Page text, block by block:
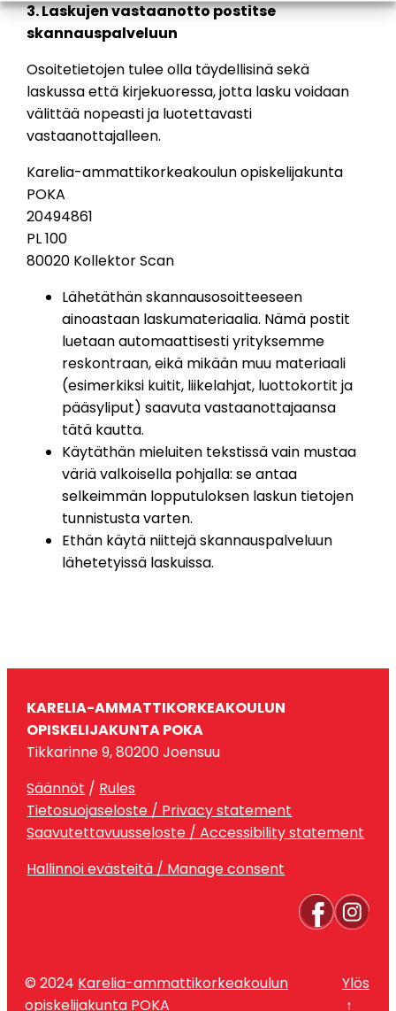
3. Laskujen vastaanotto postitse
skannauspalveluun
Osoitetietojen tulee olla täydellisinä sekä
laskussa että kirjekuoressa, jotta lasku voidaan
välittää nopeasti ja luotettavasti
vastaanottajalleen.
Karelia-ammattikorkeakoulun opiskelijakunta
POKA
20494861
PL 100
80020 Kollektor Scan
Lähetäthän skannausosoitteeseen
ainoastaan laskumateriaalia. Nämä postit
luetaan automaattisesti yrityksemme
reskontraan, eikä mikään muu materiaali
(esimerkiksi kuitit, liikelahjat, luottokortit ja
pääsyliput) saavuta vastaanottajaansa
tätä kautta.
Käytäthän mieluiten tekstissä vain mustaa
väriä valkoisella pohjalla: se antaa
selkeimmän lopputuloksen laskun tietojen
tunnistusta varten.
Ethän käytä niittejä skannauspalveluun
lähetetyissä laskuissa.
KARELIA-AMMATTIKORKEAKOULUN
OPISKELIJAKUNTA POKA
Tikkarinne 9, 80200 Joensuu
Säännöt / Rules
Tietosuojaseloste / Privacy statement
Saavutettavuusseloste / Accessibility statement
Hallinnoi evästeitä / Manage consent
© 2024 Karelia-ammattikorkeakoulun
opiskelijakunta POKA
Ylös
↑